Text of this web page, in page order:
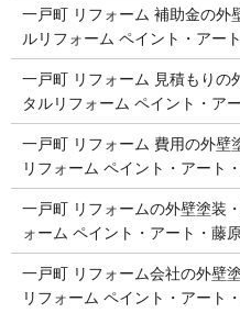
一戸町 リフォーム 補助金の外
ルリフォーム ペイント・アー
一戸町 リフォーム 見積もりの
タルリフォーム ペイント・ア
一戸町 リフォーム 費用の外壁
リフォーム ペイント・アート
一戸町 リフォームの外壁塗装
ォーム ペイント・アート・藤
一戸町 リフォーム会社の外壁
リフォーム ペイント・アート